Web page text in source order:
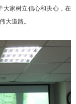
大家树立信心和决心，在
大道路。